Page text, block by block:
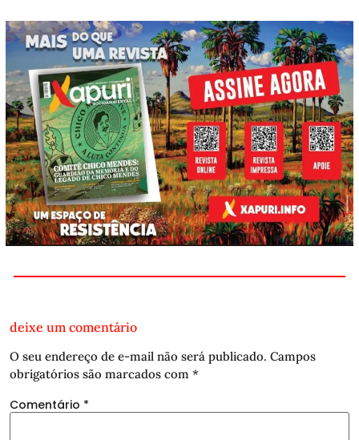
deixe um comentário
O seu endereço de e-mail não será publicado. Campos
obrigatórios são marcados com *
Comentário *